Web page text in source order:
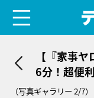
【『家事
6分！超便
ュー」
（写真ギャラリー 2/7）